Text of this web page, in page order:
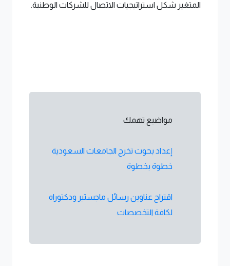
المتغير شكل استراتيجيات الاتصال للشركات الوطنية.
مواضيع تهمك
إعداد بحوث تخرج الجامعات السعودية
خطوة بخطوة
اقتراح عناوين رسائل ماجستير ودكتوراه
لكافة التخصصات